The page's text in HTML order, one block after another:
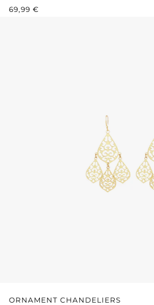
REGULÄRER PREIS:
69,99 €
ORNAMENT CHANDELIERS